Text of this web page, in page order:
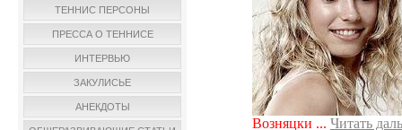
ТЕННИС ПЕРСОНЫ
ПРЕССА О ТЕННИСЕ
ИНТЕРВЬЮ
ЗАКУЛИСЬЕ
АНЕКДОТЫ
Возняцки ... Читать